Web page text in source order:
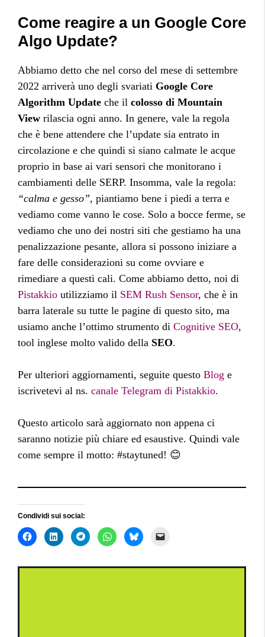
Come reagire a un Google Core
Algo Update?
Abbiamo detto che nel corso del mese di settembre
2022 arriverà uno degli svariati Google Core
Algorithm Update che il colosso di Mountain
View rilascia ogni anno. In genere, vale la regola
che è bene attendere che l’update sia entrato in
circolazione e che quindi si siano calmate le acque
proprio in base ai vari sensori che monitorano i
cambiamenti delle SERP. Insomma, vale la regola:
“calma e gesso”, piantiamo bene i piedi a terra e
vediamo come vanno le cose. Solo a bocce ferme, se
vediamo che uno dei nostri siti che gestiamo ha una
penalizzazione pesante, allora si possono iniziare a
fare delle considerazioni su come ovviare e
rimediare a questi cali. Come abbiamo detto, noi di
Pistakkio utilizziamo il SEM Rush Sensor, che è in
barra laterale su tutte le pagine di questo sito, ma
usiamo anche l’ottimo strumento di Cognitive SEO,
tool inglese molto valido della SEO.
Per ulteriori aggiornamenti, seguite questo Blog e
iscrivetevi al ns. canale Telegram di Pistakkio.
Questo articolo sarà aggiornato non appena ci
saranno notizie più chiare ed esaustive. Quindi vale
come sempre il motto: #staytuned! 😊
Condividi sui social: